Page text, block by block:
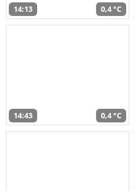
14:13 0,4 °C
14:43 0,4 °C